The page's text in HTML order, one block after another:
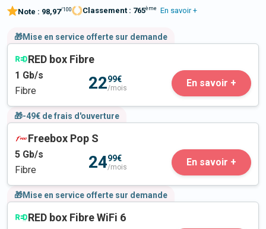
Note : 98,97/100 Classement : 765ème En savoir +
🎁Mise en service offerte sur demande
RED box Fibre
1 Gb/s
Fibre
2299€
/mois En savoir +
🎁-49€ de frais d'ouverture
Freebox Pop S
5 Gb/s
Fibre
2499€
/mois En savoir +
🎁Mise en service offerte sur demande
RED box Fibre WiFi 6